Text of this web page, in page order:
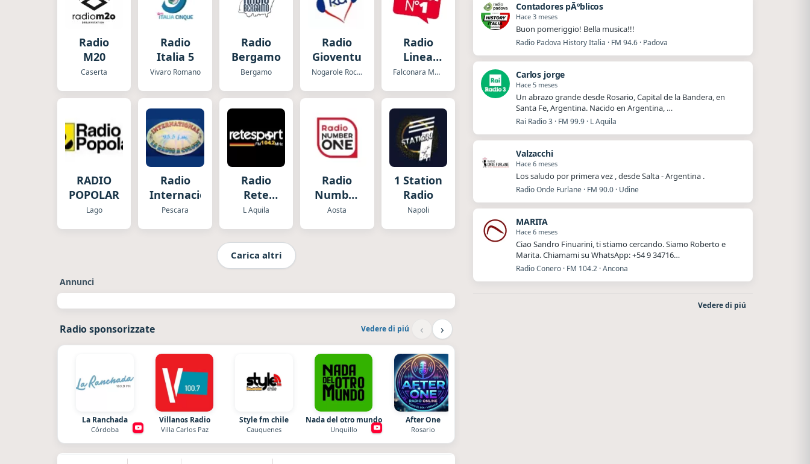
Radio
M20
Caserta
Radio
Italia 5
Vivaro Romano
Radio
Bergamo
Bergamo
Radio
Gioventu
Nogarole Rocca
Radio
Linea
Número
Falconara Marittima
RADIO
POPOLARE
Lago
Radio
Internacional
Pescara
Radio
Rete
Sport
L Aquila
Radio
Number
One
Aosta
1 Station
Radio
Napoli
Carica altri
Annunci
Radio sponsorizzate Vedere di piú ‹ ›
La Ranchada
Córdoba
Villanos Radio
Villa Carlos Paz
Style fm chile
Cauquenes
Nada del otro mundo
Unquillo
After One
Rosario
Contadores pÃºblicos
Hace 3 meses
Buon pomeriggio! Bella musica!!!
Radio Padova History Italia · FM 94.6 · Padova
Carlos jorge
Hace 5 meses
Un abrazo grande desde Rosario, Capital de la Bandera, en
Santa Fe, Argentina. Nacido en Argentina, …
Rai Radio 3 · FM 99.9 · L Aquila
Valzacchi
Hace 6 meses
Los saludo por primera vez , desde Salta - Argentina .
Radio Onde Furlane · FM 90.0 · Udine
MARITA
Hace 6 meses
Ciao Sandro Finuarini, ti stiamo cercando. Siamo Roberto e
Marita. Chiamami su WhatsApp: +54 9 34716…
Radio Conero · FM 104.2 · Ancona
Vedere di piú